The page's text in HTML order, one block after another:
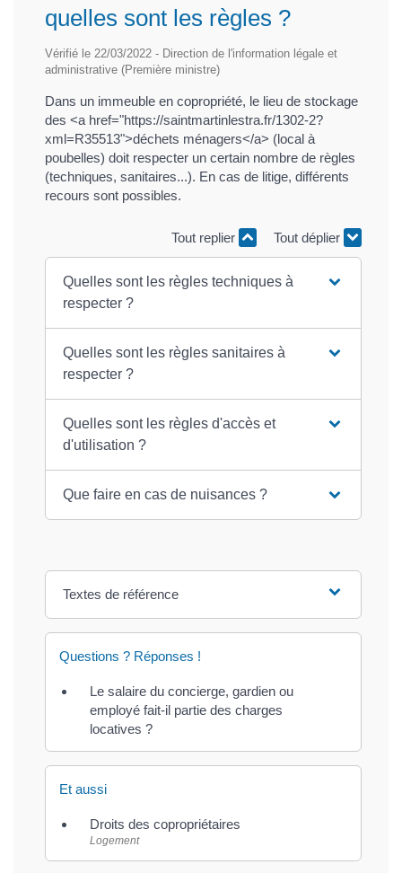
quelles sont les règles ?
Vérifié le 22/03/2022 - Direction de l'information légale et
administrative (Première ministre)
Dans un immeuble en copropriété, le lieu de stockage
des <a href="https://saintmartinlestra.fr/1302-2?
xml=R35513">déchets ménagers</a> (local à
poubelles) doit respecter un certain nombre de règles
(techniques, sanitaires...). En cas de litige, différents
recours sont possibles.
Tout replier Tout déplier
Quelles sont les règles techniques à
respecter ?
Quelles sont les règles sanitaires à
respecter ?
Quelles sont les règles d'accès et
d'utilisation ?
Que faire en cas de nuisances ?
Textes de référence
Questions ? Réponses !
Le salaire du concierge, gardien ou
employé fait-il partie des charges
locatives ?
Et aussi
Droits des copropriétaires
Logement